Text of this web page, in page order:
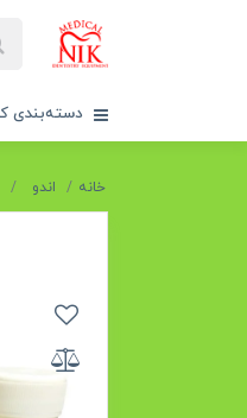
دسته‌بندی
خانه اندو